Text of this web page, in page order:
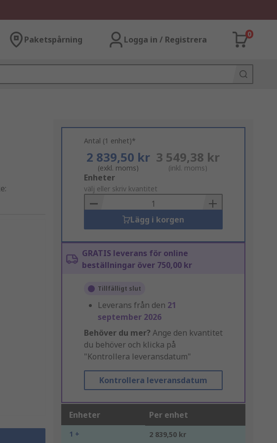
Paketspårning Logga in / Registrera
0
:
Antal (1 enhet)*
2 839,50 kr
(exkl. moms)
3 549,38 kr
(inkl. moms)
Add
to
Basket
Enheter
välj eller skriv kvantitet
Lägg i korgen
GRATIS leverans för online
beställningar över 750,00 kr
Tillfälligt slut
Leverans från den 21
september 2026
Behöver du mer? Ange den kvantitet
du behöver och klicka på
"Kontrollera leveransdatum"
Kontrollera leveransdatum
Enheter Per enhet
1 + 2 839,50 kr